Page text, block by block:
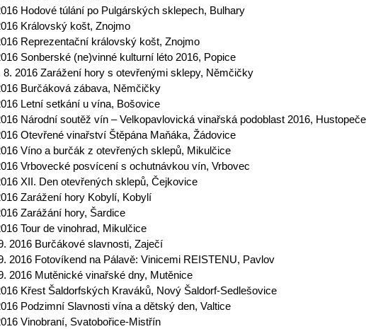
Hodové túlání po Pulgárských sklepech, Bulhary
Královský košt, Znojmo
Reprezentační královský košt, Znojmo
Sonberské (ne)vinné kulturní léto 2016, Popice
8. 2016 Zarážení hory s otevřenými sklepy, Němčičky
Burčáková zábava, Němčičky
Letní setkání u vína, Bošovice
Národní soutěž vín – Velkopavlovická vinařská podoblast 2016, Hustopeče
Otevřené vinařství Štěpána Maňáka, Žádovice
Víno a burčák z otevřených sklepů, Mikulčice
Vrbovecké posvícení s ochutnávkou vín, Vrbovec
XII. Den otevřených sklepů, Čejkovice
Zarážení hory Kobylí, Kobylí
Zarážání hory, Šardice
Tour de vinohrad, Mikulčice
2016 Burčákové slavnosti, Zaječí
2016 Fotovíkend na Pálavě: Vinicemi REISTENU, Pavlov
2016 Mutěnické vinařské dny, Mutěnice
Křest Šaldorfských Kraváků, Nový Šaldorf-Sedlešovice
Podzimní Slavnosti vína a dětský den, Valtice
Vinobraní, Svatobořice-Mistřín